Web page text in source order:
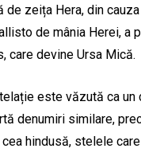
zeița Hera, din
de mânia Herei, a
care devine Ursa Mică.
este văzută ca un
denumiri similare,
hindusă, stelele